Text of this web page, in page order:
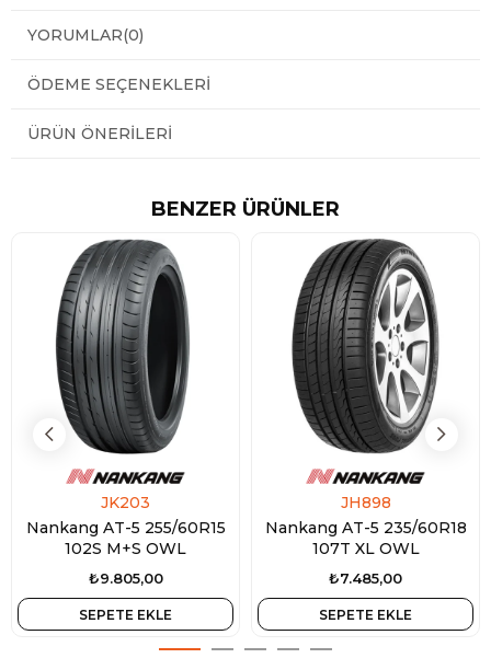
YORUMLAR(0)
ÖDEME SEÇENEKLERI
ÜRÜN ÖNERILERI
BENZER ÜRÜNLER
JK203
Nankang AT-5 255/60R15
102S M+S OWL
₺9.805,00
SEPETE EKLE
JH898
Nankang AT-5 235/60R18
107T XL OWL
₺7.485,00
SEPETE EKLE